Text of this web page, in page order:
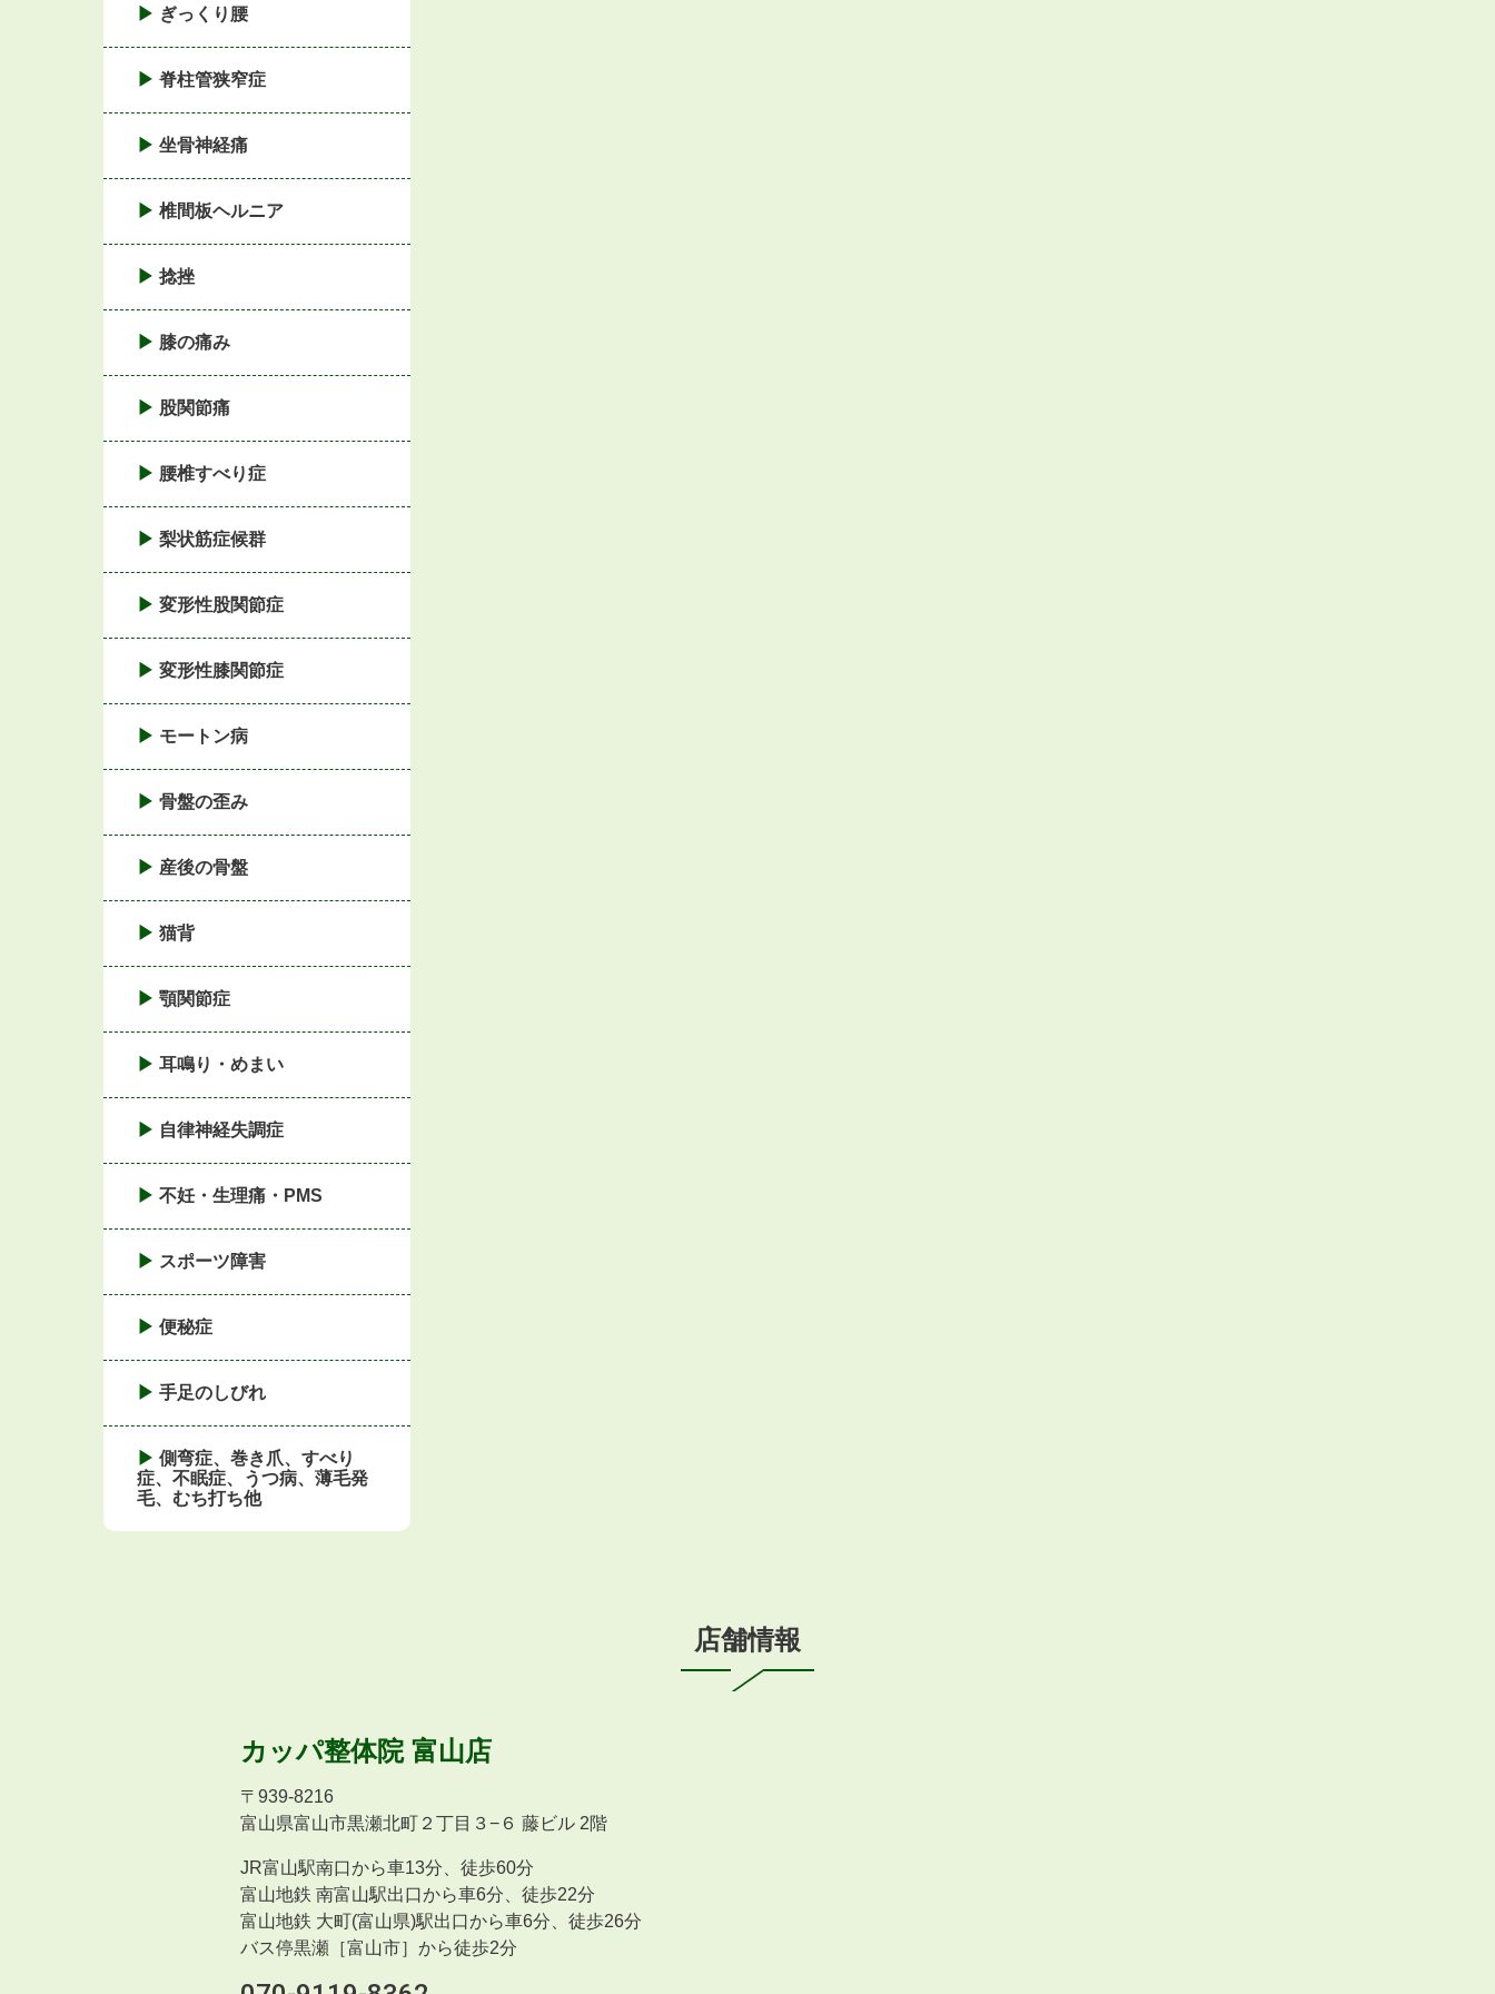
ぎっくり腰
脊柱管狭窄症
坐骨神経痛
椎間板ヘルニア
捻挫
膝の痛み
股関節痛
腰椎すべり症
梨状筋症候群
変形性股関節症
変形性膝関節症
モートン病
骨盤の歪み
産後の骨盤
猫背
顎関節症
耳鳴り・めまい
自律神経失調症
不妊・生理痛・PMS
スポーツ障害
便秘症
手足のしびれ
側弯症、巻き爪、すべり
症、不眠症、うつ病、薄毛発
毛、むち打ち他
店舗情報
カッパ整体院 富山店
〒 939-8216
富山県富山市黒瀬北町２丁目３−６ 藤ビル 2階
JR富山駅南口から車13分、徒歩60分
富山地鉄 南富山駅出口から車6分、徒歩22分
富山地鉄 大町(富山県)駅出口から車6分、徒歩26分
バス停黒瀬［富山市］から徒歩2分